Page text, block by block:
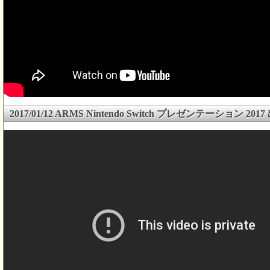
2017/01/12 ARMS Nintendo Switch プレゼンテーション